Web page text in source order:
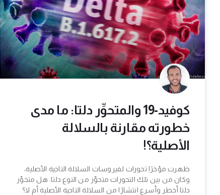
كوفيد-19 والمتحوِّر دلتا: ما مدى
خطورته مقارنة بالسلالة
الأصلية؟!
ظهرت مؤخرًا تحورات لفيروسات السلالة التاجية الأصلية،
وكان من بين تلك التحورات متحوِّر من النوع دلتا. هل متحوِّر
دلتا أخطر وأسرع انتشارًا من السلالة التاجية الأصلية أم لا؟